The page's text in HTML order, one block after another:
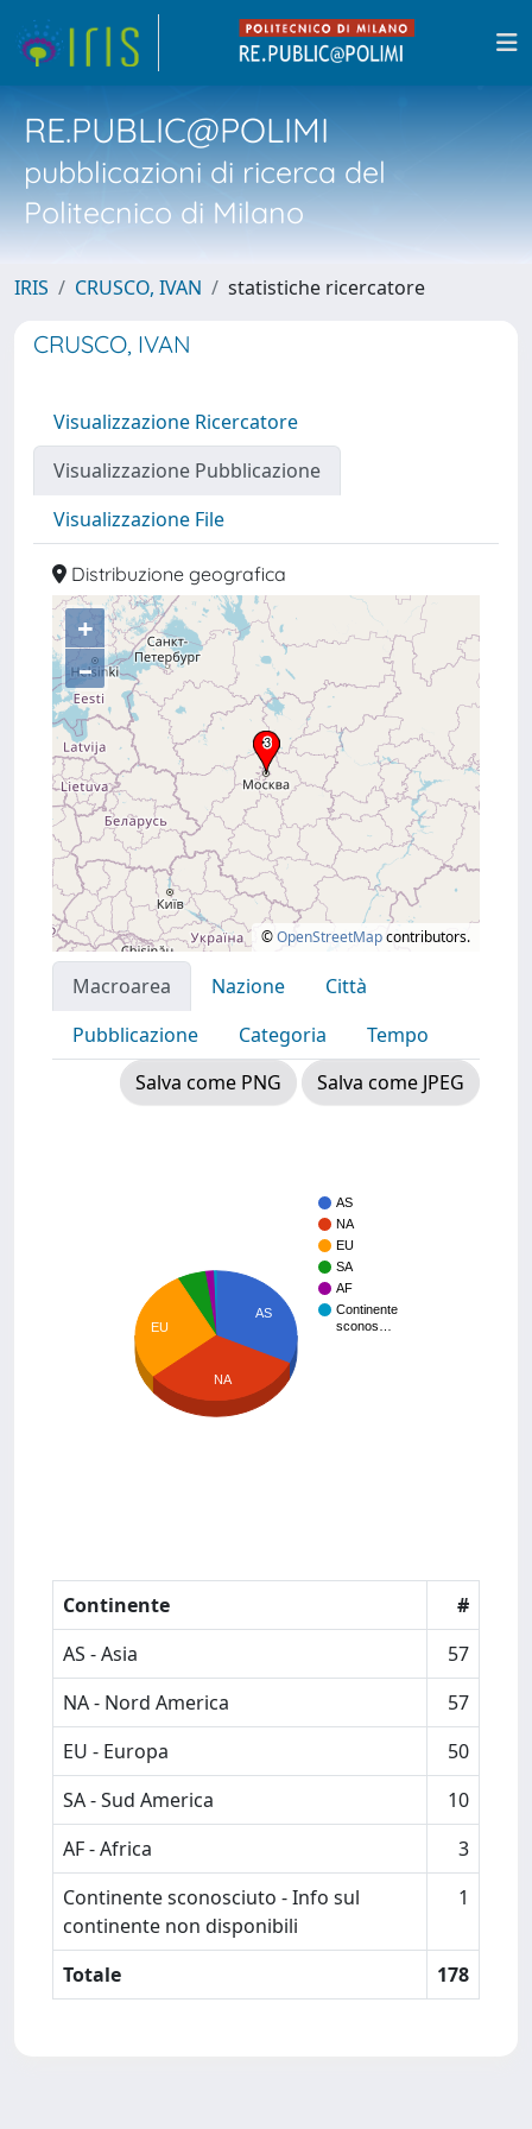
RE.PUBLIC@POLIMI
pubblicazioni di ricerca del
Politecnico di Milano
IRIS CRUSCO, IVAN statistiche ricercatore
CRUSCO, IVAN
Visualizzazione Ricercatore
Visualizzazione Pubblicazione
Visualizzazione File
Distribuzione geografica
+
–
©OpenStreetMapcontributors.
Macroarea Nazione
Città
Pubblicazione
Categoria
Tempo
Salva come PNG
Salva come JPEG
AS
NA
EU
SA
AF
Continente
sconos…
AS
EU
NA
Continente
#
AS - Asia
57
NA - Nord America
57
EU - Europa
50
SA - Sud America
10
AF - Africa
3
Continente sconosciuto - Info sul
continente non disponibili
1
Totale 178